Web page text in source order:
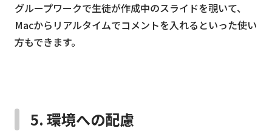
グループワークで生徒が作成中のスライドを覗いて、
Macからリアルタイムでコメントを入れるといった使い
方もできます。
5. 環境への配慮